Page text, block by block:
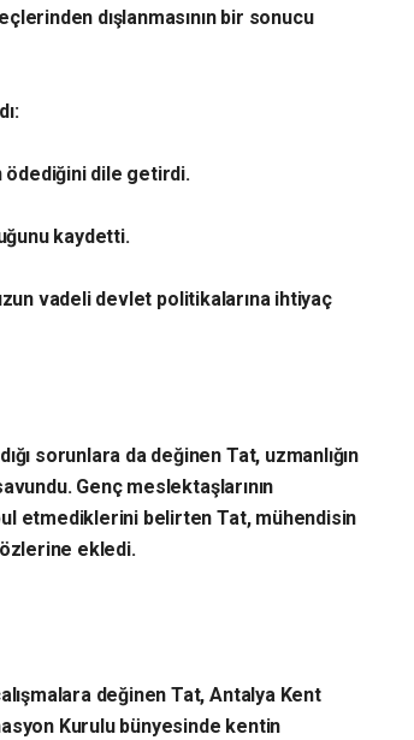
dışlanmasının bir sonucu
ödediğini dile getirdi.
kaydetti.
vadeli devlet politikalarına ihtiyaç
sorunlara da değinen Tat, uzmanlığın
Genç meslektaşlarının
etmediklerini belirten Tat, mühendisin
ekledi.
değinen Tat, Antalya Kent
Kurulu bünyesinde kentin